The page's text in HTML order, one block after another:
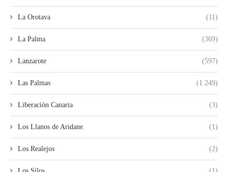
La Orotava (11)
La Palma (369)
Lanzarote (597)
Las Palmas (1.249)
Liberación Canaria (3)
Los Llanos de Aridane. (1)
Los Realejos (2)